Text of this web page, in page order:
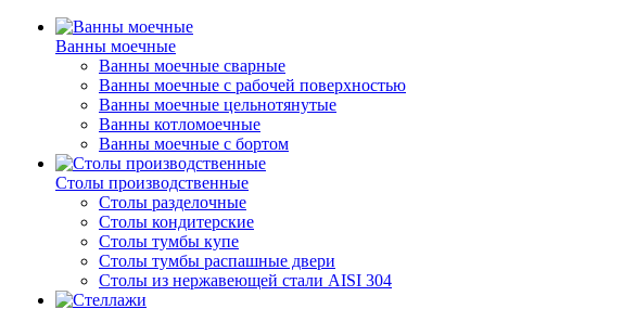
Ванны моечные
Ванны моечные сварные
Ванны моечные с рабочей поверхностью
Ванны моечные цельнотянутые
Ванны котломоечные
Ванны моечные с бортом
Столы производственные
Столы разделочные
Столы кондитерские
Столы тумбы купе
Столы тумбы распашные двери
Столы из нержавеющей стали AISI 304